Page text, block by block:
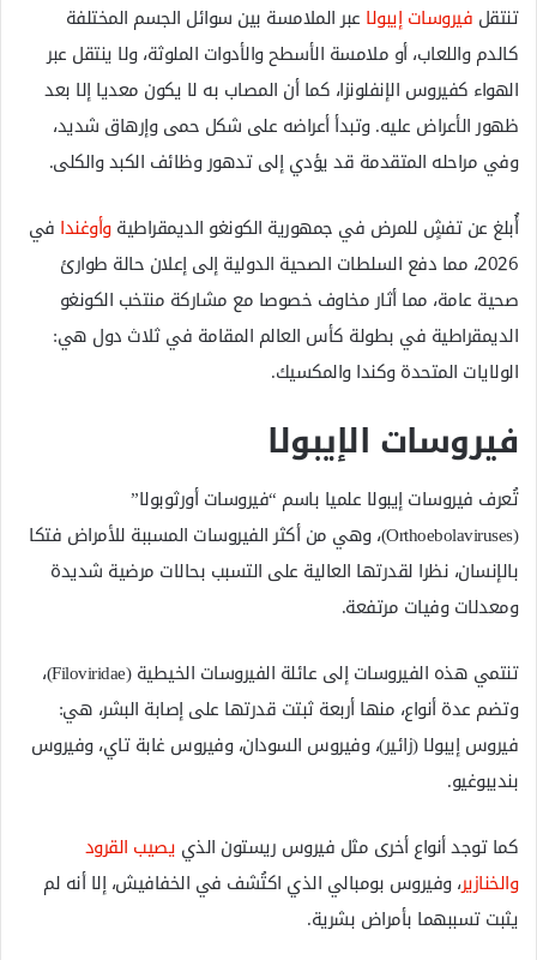
تنتقل فيروسات إيبولا عبر الملامسة بين سوائل الجسم المختلفة
كالدم واللعاب، أو ملامسة الأسطح والأدوات الملوثة، ولا ينتقل عبر
الهواء كفيروس الإنفلونزا، كما أن المصاب به لا يكون معديا إلا بعد
ظهور الأعراض عليه. وتبدأ أعراضه على شكل حمى وإرهاق شديد،
وفي مراحله المتقدمة قد يؤدي إلى تدهور وظائف الكبد والكلى.
أُبلغ عن تفشٍ للمرض في جمهورية الكونغو الديمقراطيةوأوغندا في
2026، مما دفع السلطات الصحية الدولية إلى إعلان حالة طوارئ
صحية عامة، مما أثار مخاوف خصوصا مع مشاركة منتخب الكونغو
الديمقراطية في بطولة كأس العالم المقامة في ثلاث دول هي:
الولايات المتحدة وكندا والمكسيك.
فيروسات الإيبولا
تُعرف فيروسات إيبولا علميا باسم “فيروسات أورثوبولا”
(Orthoebolaviruses)، وهي من أكثر الفيروسات المسببة للأمراض فتكا
بالإنسان، نظرا لقدرتها العالية على التسبب بحالات مرضية شديدة
ومعدلات وفيات مرتفعة.
تنتمي هذه الفيروسات إلى عائلة الفيروسات الخيطية (Filoviridae)،
وتضم عدة أنواع، منها أربعة ثبتت قدرتها على إصابة البشر، هي:
فيروس إيبولا (زائير)، وفيروس السودان، وفيروس غابة تاي، وفيروس
بنديبوغيو.
كما توجد أنواع أخرى مثل فيروس ريستون الذي يصيب القرود
والخنازير، وفيروس بومبالي الذي اكتُشف في الخفافيش، إلا أنه لم
يثبت تسببهما بأمراض بشرية.